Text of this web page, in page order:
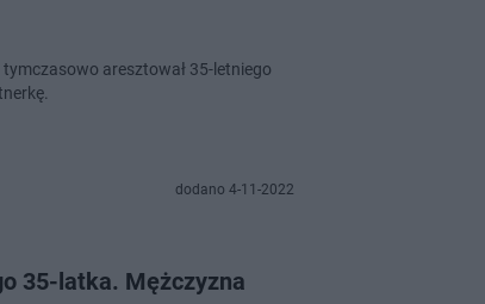
aresztował 35-letniego
dodano 4-11-2022
35-latka. Mężczyzna